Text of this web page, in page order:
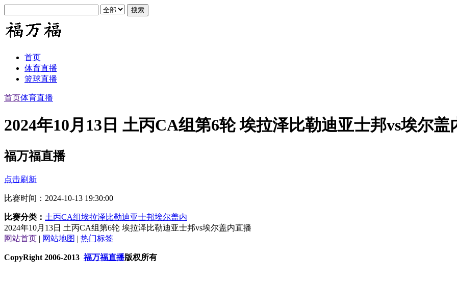
首页
体育直播
篮球直播
首页体育直播
2024年10月13日 土丙CA组第6轮 埃拉泽比勒迪亚士邦vs埃尔盖
福万福直播
点击刷新
比赛时间：2024-10-13 19:30:00
比赛分类： 土丙CA组埃拉泽比勒迪亚士邦埃尔盖内
2024年10月13日 土丙CA组第6轮 埃拉泽比勒迪亚士邦vs埃尔盖内直播
网站首页 | 网站地图 | 热门标签
CopyRight 2006-2013福万福直播版权所有